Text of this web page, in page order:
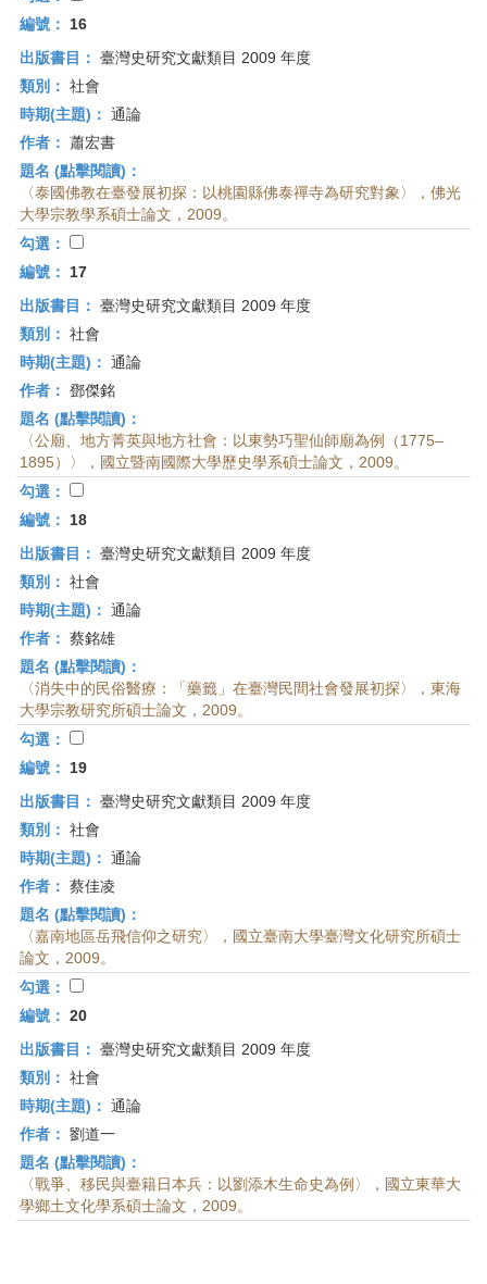
編號：
16
出版書目： 臺灣史研究文獻類目 2009 年度
類別： 社會
時期(主題)： 通論
作者： 蕭宏書
題名 (點擊閱讀)：
〈泰國佛教在臺發展初探：以桃園縣佛泰禪寺為研究對象〉，佛光
大學宗教學系碩士論文，2009。
勾選：
編號：
17
出版書目： 臺灣史研究文獻類目 2009 年度
類別： 社會
時期(主題)： 通論
作者： 鄧傑銘
題名 (點擊閱讀)：
〈公廟、地方菁英與地方社會：以東勢巧聖仙師廟為例（1775–
1895）〉，國立暨南國際大學歷史學系碩士論文，2009。
勾選：
編號：
18
出版書目： 臺灣史研究文獻類目 2009 年度
類別： 社會
時期(主題)： 通論
作者： 蔡銘雄
題名 (點擊閱讀)：
〈消失中的民俗醫療：「藥籤」在臺灣民間社會發展初探〉，東海
大學宗教研究所碩士論文，2009。
勾選：
編號：
19
出版書目： 臺灣史研究文獻類目 2009 年度
類別： 社會
時期(主題)： 通論
作者： 蔡佳凌
題名 (點擊閱讀)：
〈嘉南地區岳飛信仰之研究〉，國立臺南大學臺灣文化研究所碩士
論文，2009。
勾選：
編號： 20
出版書目： 臺灣史研究文獻類目 2009 年度
類別： 社會
時期(主題)： 通論
作者： 劉道一
題名 (點擊閱讀)：
〈戰爭、移民與臺籍日本兵：以劉添木生命史為例〉，國立東華大
學鄉土文化學系碩士論文，2009。